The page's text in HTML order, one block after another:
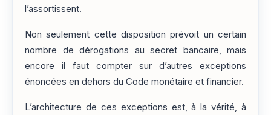
l’assortissent.
Non seulement cette disposition prévoit un certain
nombre de dérogations au secret bancaire, mais
encore il faut compter sur d’autres exceptions
énoncées en dehors du Code monétaire et financier.
L’architecture de ces exceptions est, à la vérité, à